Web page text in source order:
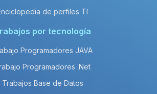
de perfiles TI
por tecnología
Programadores JAVA
Programadores .Net
Trabajos Base de Datos